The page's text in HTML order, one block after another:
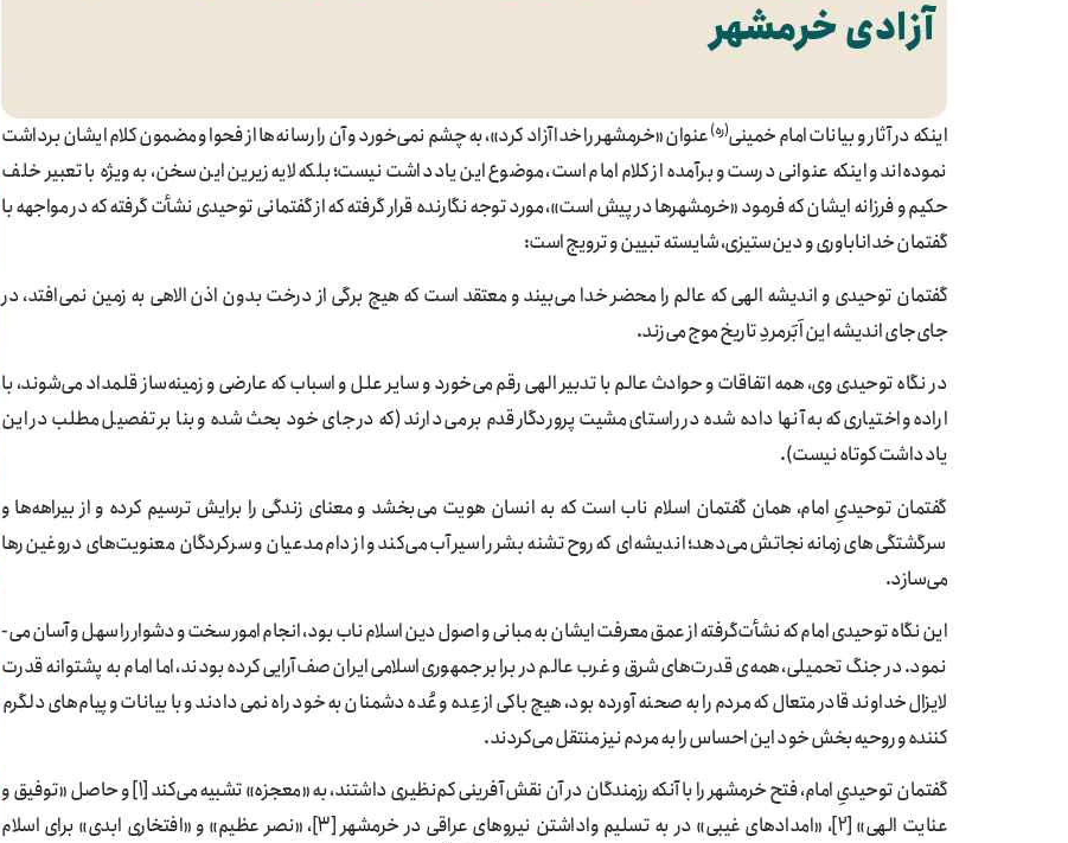
آزادی خرمشهر
اینکه در آثار و بیانات امام خمینی(ره)عنوان «خرمشهر را خدا آزاد کرد»، به چشم نمی‌خورد و آن را رسانه‌ها از فحوا و مضمون کلام ایشان برداشت
نموده‌اند و اینکه عنوانی درست و برآمده از کلام امام است، موضوع این یادداشت نیست؛ بلکه لایه زیرین این سخن، به‌ویژه با تعبیر خلف
حکیم و فرزانه ایشان که فرمود «خرمشهرها در پیش است»، مورد توجه نگارنده قرار گرفته که از گفتمانی توحیدی نشأت گرفته که در مواجهه با
گفتمان خداناباوری و دین‌ستیزی، شایسته تبیین و ترویج است:
گفتمان توحیدی و اندیشه الهی که عالم را محضر خدا می‌بیند و معتقد است که هیچ برگی از درخت بدون اذن الاهی به زمین نمی‌افتد، در
جای‌جای اندیشه این اَبَرمردِ تاریخ موج می‌زند.
در نگاه توحیدی وی، همه اتفاقات و حوادث عالم با تدبیر الهی رقم می­‌خورد و سایر علل و اسباب که عارضی و زمینه‌ساز قلمداد می‌­‌شوند، با
اراده و اختیاری که به آنها داده شده در راستای مشیت پروردگار قدم بر می‌دارند (که در جای خود بحث شده و بنا بر تفصیل مطلب در این
یادداشت کوتاه نیست).
گفتمان توحیدیِ امام، همان گفتمان اسلام ناب است که به انسان هویت می‌بخشد و معنای زندگی را برایش ترسیم کرده و از بیراهه‌ها و
سرگشتگی‌های زمانه نجاتش می‌دهد؛ اندیشه‌ای که روح تشنه بشر را سیرآب می‌کند و از دام مدعیان و سرکردگان معنویت‌های دروغین رها
می‌سازد.
این نگاه توحیدی امام که نشأت‌گرفته از عمق معرفت ایشان به مبانی و اصول دین اسلام ناب بود، انجام امور سخت و دشوار را سهل و آسان می‌­
نمود. در جنگ تحمیلی، همه­‌ی قدرت‌­های شرق و غرب عالم در برابر جمهوری اسلامی ایران صف­‌آرایی کرده بودند، اما امام به پشتوانه قدرت
لایزال خداوند قادر متعال که مردم را به صحنه آورده بود، هیچ باکی از عِده و عُده دشمنان به خود راه نمی­‌دادند و با بیانات و پیام­‌های دلگرم­‌
کننده و روحیه‌­بخش خود این احساس را به مردم نیز منتقل می­‌کردند.
گفتمان توحیدیِ امام، فتح خرمشهر را با آنکه رزمندگان در آن نقش آفرینی کم‌نظیری داشتند، به «معجزه» تشبیه می‌کند [1] و حاصل «توفیق و
عنایت الهی» [2]، «امدادهای غیبی» در به تسلیم واداشتن نیروهای عراقی در خرمشهر [3]، «نصر عظیم» و «افتخاری ابدی» برای اسلام